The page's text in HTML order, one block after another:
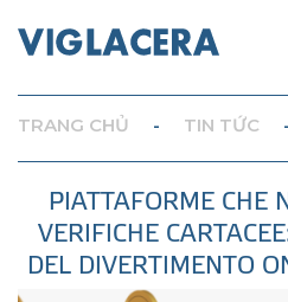
TRANG CHỦ - TIN TỨC -
PIATTAFORME CHE
VERIFICHE
DEL DIVERTIMENTO